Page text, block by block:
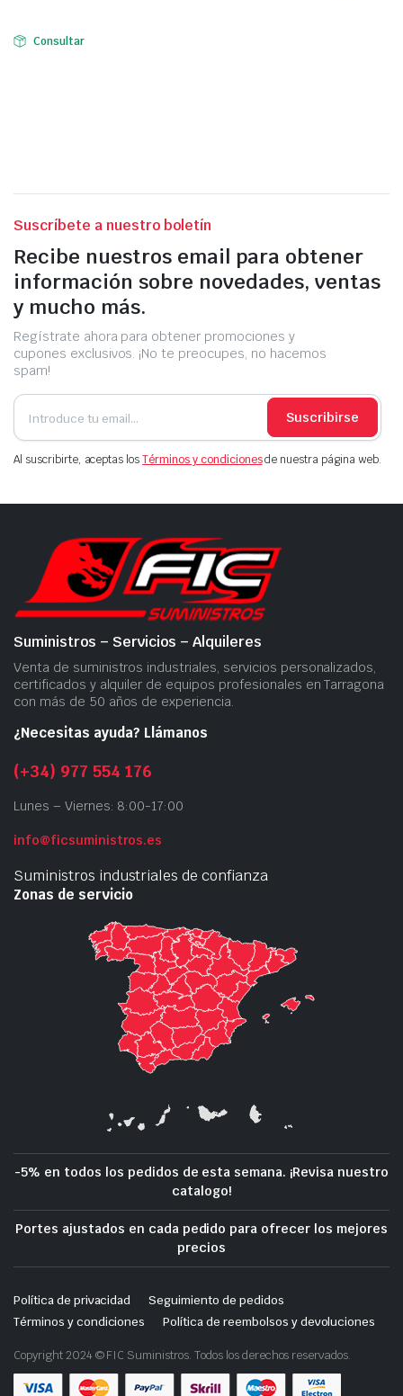
Consultar
Suscríbete a nuestro boletín
Recibe nuestros email para obtener
información sobre novedades, ventas
y mucho más.
Regístrate ahora para obtener promociones y
cupones exclusivos. ¡No te preocupes, no hacemos
spam!
Suscribirse
Al suscribirte, aceptas losTérminos y condicionesde nuestra página web.
Suministros – Servicios – Alquileres
Venta de suministros industriales, servicios personalizados,
certificados y alquiler de equipos profesionales en Tarragona
con más de 50 años de experiencia.
¿Necesitas ayuda? Llámanos
(+34) 977 554 176
Lunes – Viernes: 8:00-17:00
info@ficsuministros.es
Suministros industriales de confianza
Zonas de servicio
-5% en todos los pedidos de esta semana. ¡Revisa nuestro
catalogo!
Portes ajustados en cada pedido para ofrecer los mejores
precios
Política de privacidad
Seguimiento de pedidos
Términos y condiciones
Política de reembolsos y devoluciones
Copyright 2024 © FIC Suministros. Todos los derechos reservados.